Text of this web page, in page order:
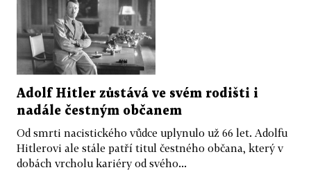
Adolf Hitler zůstává ve svém rodišti i
nadále čestným občanem
Od smrti nacistického vůdce uplynulo už 66 let. Adolfu
Hitlerovi ale stále patří titul čestného občana, který v
dobách vrcholu kariéry od svého...